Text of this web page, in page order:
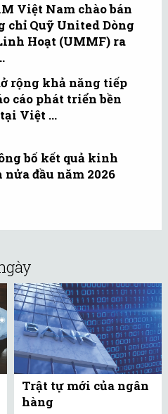
Việt Nam chào bán
chỉ Quỹ United Dòng
Hoạt (UMMF) ra
rộng khả năng tiếp
cáo phát triển bền
Việt ...
bố kết quả kinh
nửa đầu năm 2026
Trật tự mới của ngân
hàng